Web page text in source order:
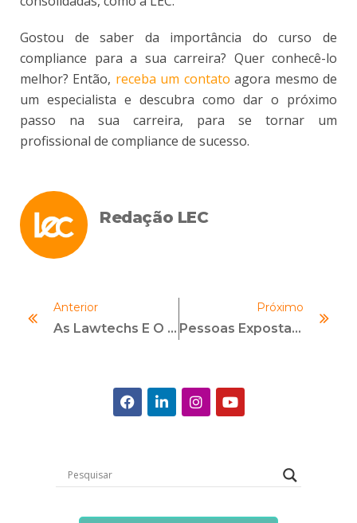
Gostou de saber da importância do curso de
compliance para a sua carreira? Quer conhecê-lo
melhor? Então, receba um contato agora mesmo de
um especialista e descubra como dar o próximo
passo na sua carreira, para se tornar um
profissional de compliance de sucesso.
Redação LEC
Anterior
As Lawtechs E O Uso De Ferramentas Tecnológicas Em Compliance
Próximo
Pessoas Expostas Politicamente: Confira Informações Importantes Sobre O Assunto